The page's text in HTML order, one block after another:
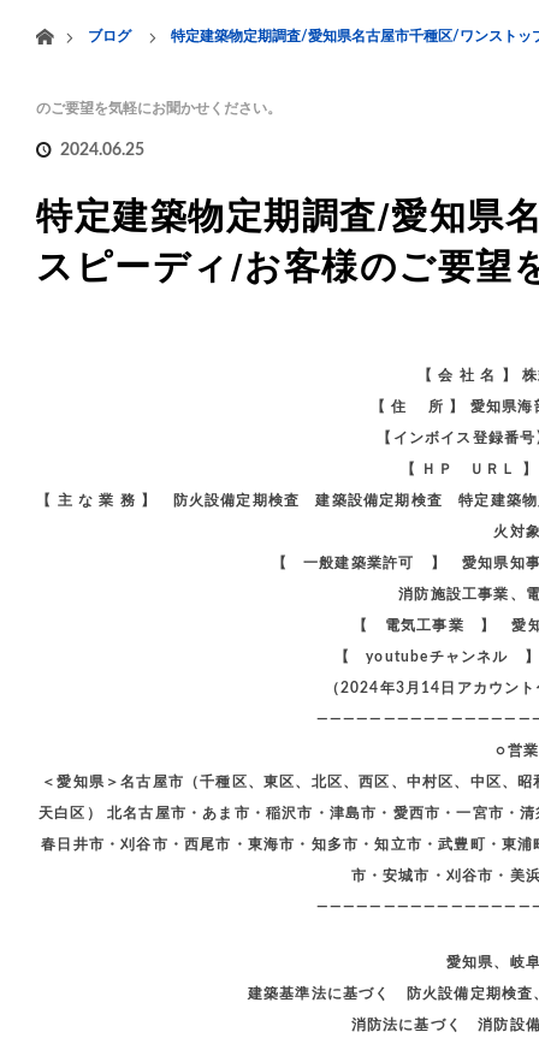
HOME 業務案内
ブログ
特定建築物定期調査/愛知県名古屋市千種区/ワンスト
のご要望を気軽にお聞かせください。
2024.06.25
特定建築物定期調査/愛知県
スピーディ/お客様のご要望
【 会 社 名 】
【 住 所 】 愛知県海
【インボイス登録
【 ＨＰ ＵＲＬ
【 主 な 業 務 】 防火設備定期検査 建築設備定期検査 特定
火対
【 一般建築業許可 】 愛知県知
消防施設工事業、
【 電気工事業 】 愛
【 youtubeチャンネル
（2024年3月14日アカウン
○営
＜愛知県＞名古屋市（千種区、東区、北区、西区、中村区、中区、
天白区） 北名古屋市・あま市・稲沢市・津島市・愛西市・一宮市・
春日井市・刈谷市・西尾市・東海市・知多市・知立市・武豊町・東
市・安城市・刈谷市・美
愛知県、岐
建築基準法に基づく 防火設備定期検査
消防法に基づく 消防設